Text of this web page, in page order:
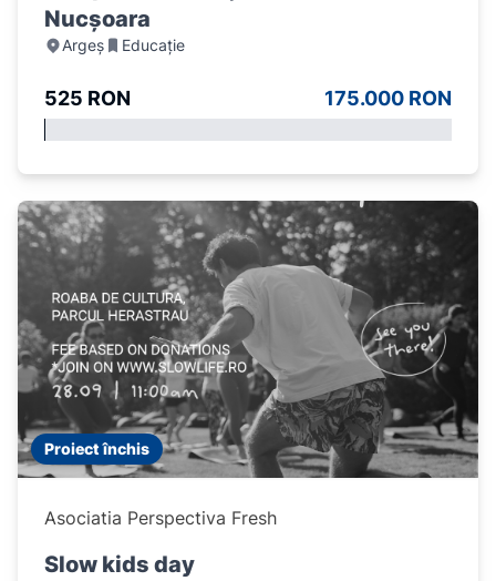
Nucșoara
Argeș Educație
525 RON 175.000 RON
Proiect închis
Asociatia Perspectiva Fresh
Slow kids day